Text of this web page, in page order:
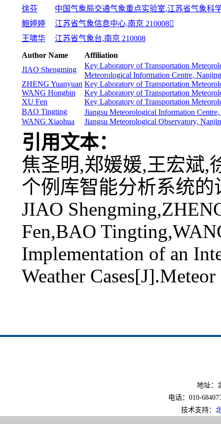
徐芬
中国气象局交通气象重点实验室,江苏省气象科
鲍婷婷
江苏省气象信息中心,南京 210008
王啸华
江苏省气象台,南京 210008
Author Name
Affiliation
JIAO Shengming
Key Laboratory of Transportation
Meteorological Information Centre,
ZHENG Yuanyuan Key Laboratory of Transportation
WANG Hongbin
Key Laboratory of Transportation
XU Fen
Key Laboratory of Transportation
BAO Tingting
Jiangsu Meteorological Information
WANG Xiaohua
Jiangsu Meteorological Observatory,
引用文本：
焦圣明,郑媛媛,王宏斌,
个例库智能分析系统的
JIAO
Fen,BAO
Implementation of an
Weather
地址：
电话：010-
技术支持：